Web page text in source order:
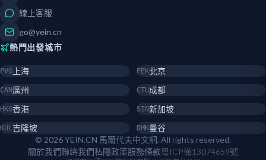
線上客服
go@yein.cn
熱門出發城市
PVG 上海 PEK北京
CAN 廣州 CTU成都
HKG香港 SIN新加坡
KUL吉隆坡 DMK曼谷
© 2026 YEIN.CN 馬爾代夫中文網. All rights reserved.
關於我們聯絡我們私隱政策服務條款粵ICP備13074659號